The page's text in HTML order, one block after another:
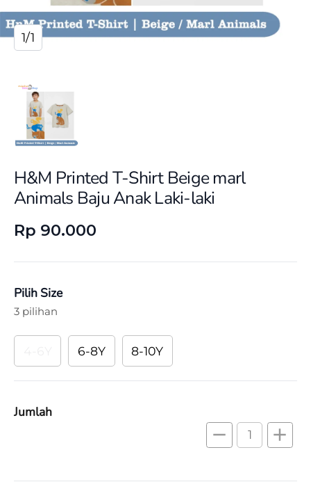
1/1
H&M Printed T-Shirt Beige marl
Animals Baju Anak Laki-laki
Rp 90.000
Pilih Size
3 pilihan
6-8Y 8-10Y
Jumlah
remove add